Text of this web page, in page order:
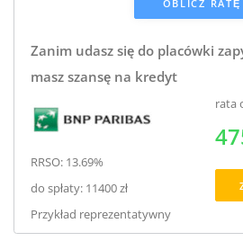
Zanim udasz się do placówki
masz szansę na kredyt
RRSO: 13.69%
do spłaty: 11400 zł
Przykład reprezentatywny
rata